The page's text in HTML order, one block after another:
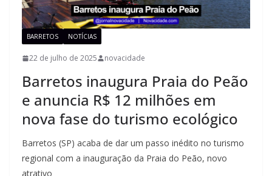
BARRETOS NOTÍCIAS
22 de julho de 2025 novacidade
Barretos inaugura Praia do Peão
e anuncia R$ 12 milhões em
nova fase do turismo ecológico
Barretos (SP) acaba de dar um passo inédito no turismo
regional com a inauguração da Praia do Peão, novo
atrativo